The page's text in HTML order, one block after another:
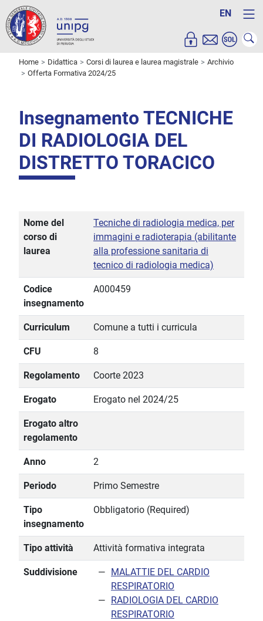
EN
Home Didattica Corsi di laurea e laurea magistrale
Archivio
Offerta Formativa 2024/25
Insegnamento TECNICHE
DI RADIOLOGIA DEL
DISTRETTO TORACICO
Nome del
corso di
laurea
Tecniche di radiologia medica, per
immagini e radioterapia (abilitante
alla professione sanitaria di
tecnico di radiologia medica)
Codice
insegnamento
A000459
Curriculum Comune a tutti i curricula
CFU 8
Regolamento Coorte 2023
Erogato Erogato nel 2024/25
Erogato altro
regolamento
Anno 2
Periodo Primo Semestre
Tipo
insegnamento
Obbligatorio (Required)
Tipo attività Attività formativa integrata
Suddivisione
MALATTIE DEL CARDIO
RESPIRATORIO
RADIOLOGIA DEL CARDIO
RESPIRATORIO